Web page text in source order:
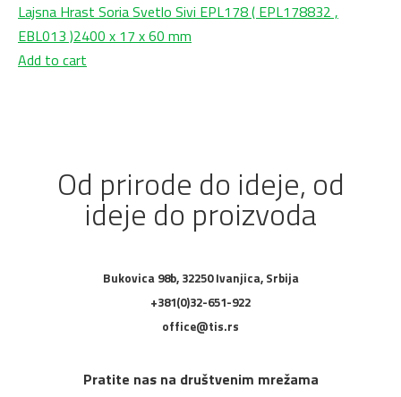
Lajsna Hrast Soria Svetlo Sivi EPL178 ( EPL178832 ,
EBL013 )2400 x 17 x 60 mm
Add to cart
Od prirode do ideje, od
ideje do proizvoda
Bukovica 98b, 32250 Ivanjica, Srbija
+381(0)32-651-922
office@tis.rs
Pratite nas na društvenim mrežama